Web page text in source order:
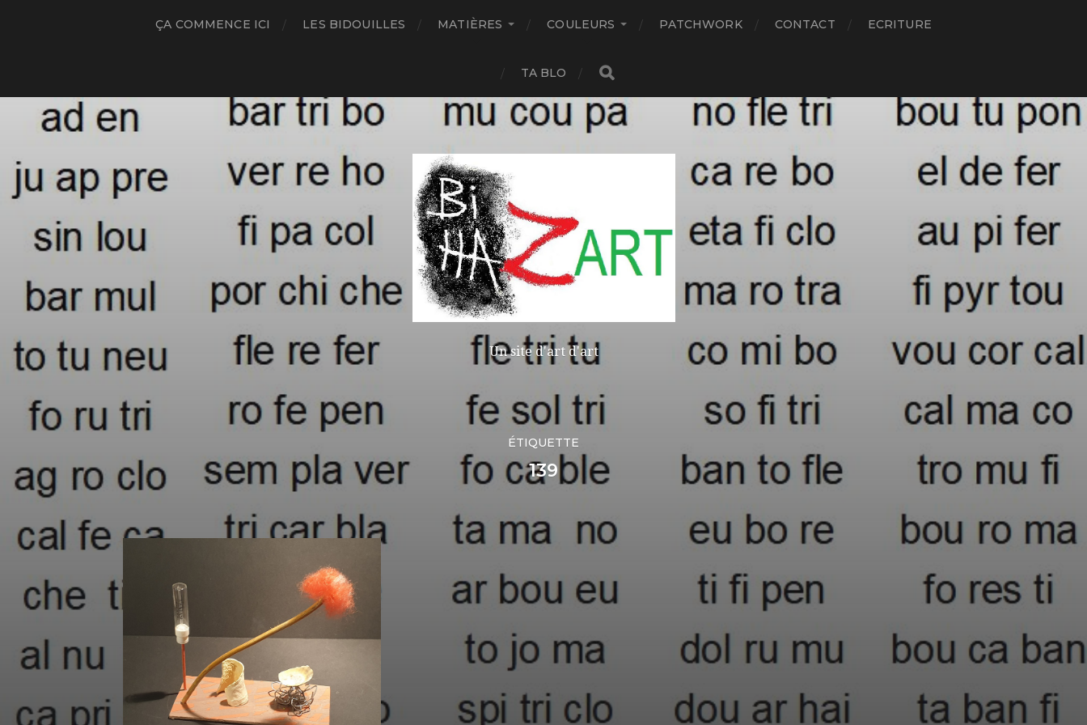
ÇA COMMENCE ICI LES BIDOUILLES MATIÈRES COULEURS PATCHWORK CONTACT ECRITURE
TA BLO
Un site d'art d'art
ÉTIQUETTE
139